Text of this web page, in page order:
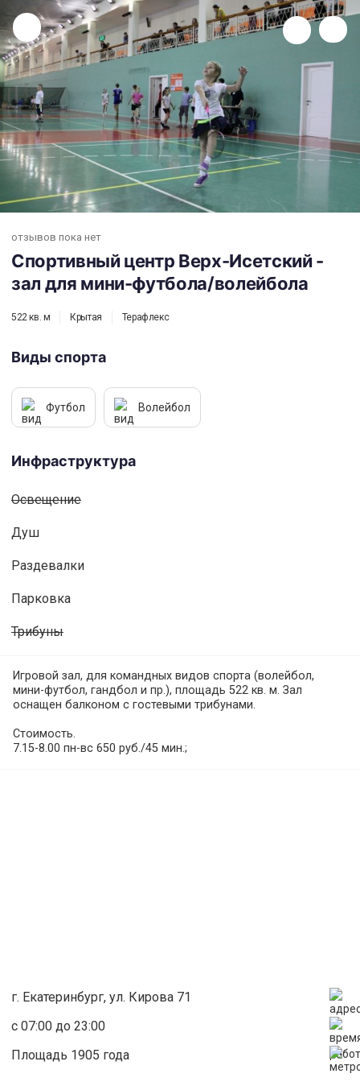
Спортивный центр Верх-Исетский - зал для мини-футбола/волейбола
отзывов пока нет
Спортивный центр Верх-Исетский -
зал для мини-футбола/волейбола
522 кв. м Крытая Терафлекс
Виды спорта
Футбол Волейбол
Инфраструктура
Освещениe
Душ
Раздевалки
Парковка
Трибуны
Игровой зал, для командных видов спорта (волейбол,
мини-футбол, гандбол и пр.), площадь 522 кв. м. Зал
оснащен балконом с гостевыми трибунами.
Стоимость.
7.15-8.00 пн-вс 650 руб./45 мин.;
г. Екатеринбург, ул. Кирова 71
с 07:00 до 23:00
Площадь 1905 года